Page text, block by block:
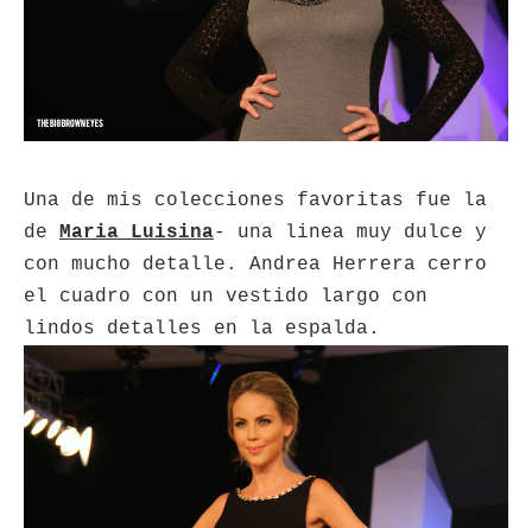
Una de mis colecciones favoritas fue la
de Maria Luisina- una linea muy dulce y
con mucho detalle. Andrea Herrera cerro
el cuadro con un vestido largo con
lindos detalles en la espalda.